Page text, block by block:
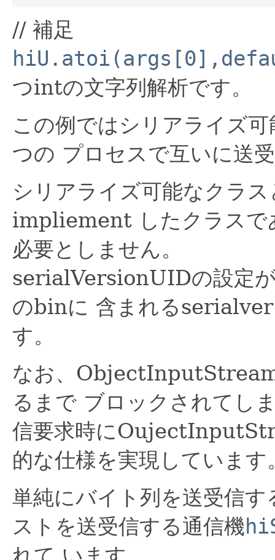
// 補足
つintの文字列解析です。
この例ではシリアライズ
つの プロセスで互いに送
シリアライズ可能なクラ
impliement したクラスで
必要としません。
serialVersionUIDの設定
のbinに 含まれる
す。
なお、
るまで ブロックされてし
信要求時に
的な仕様を実現しています
単純にバイト列を送受信す
ストを送受信する通信機
れて います。